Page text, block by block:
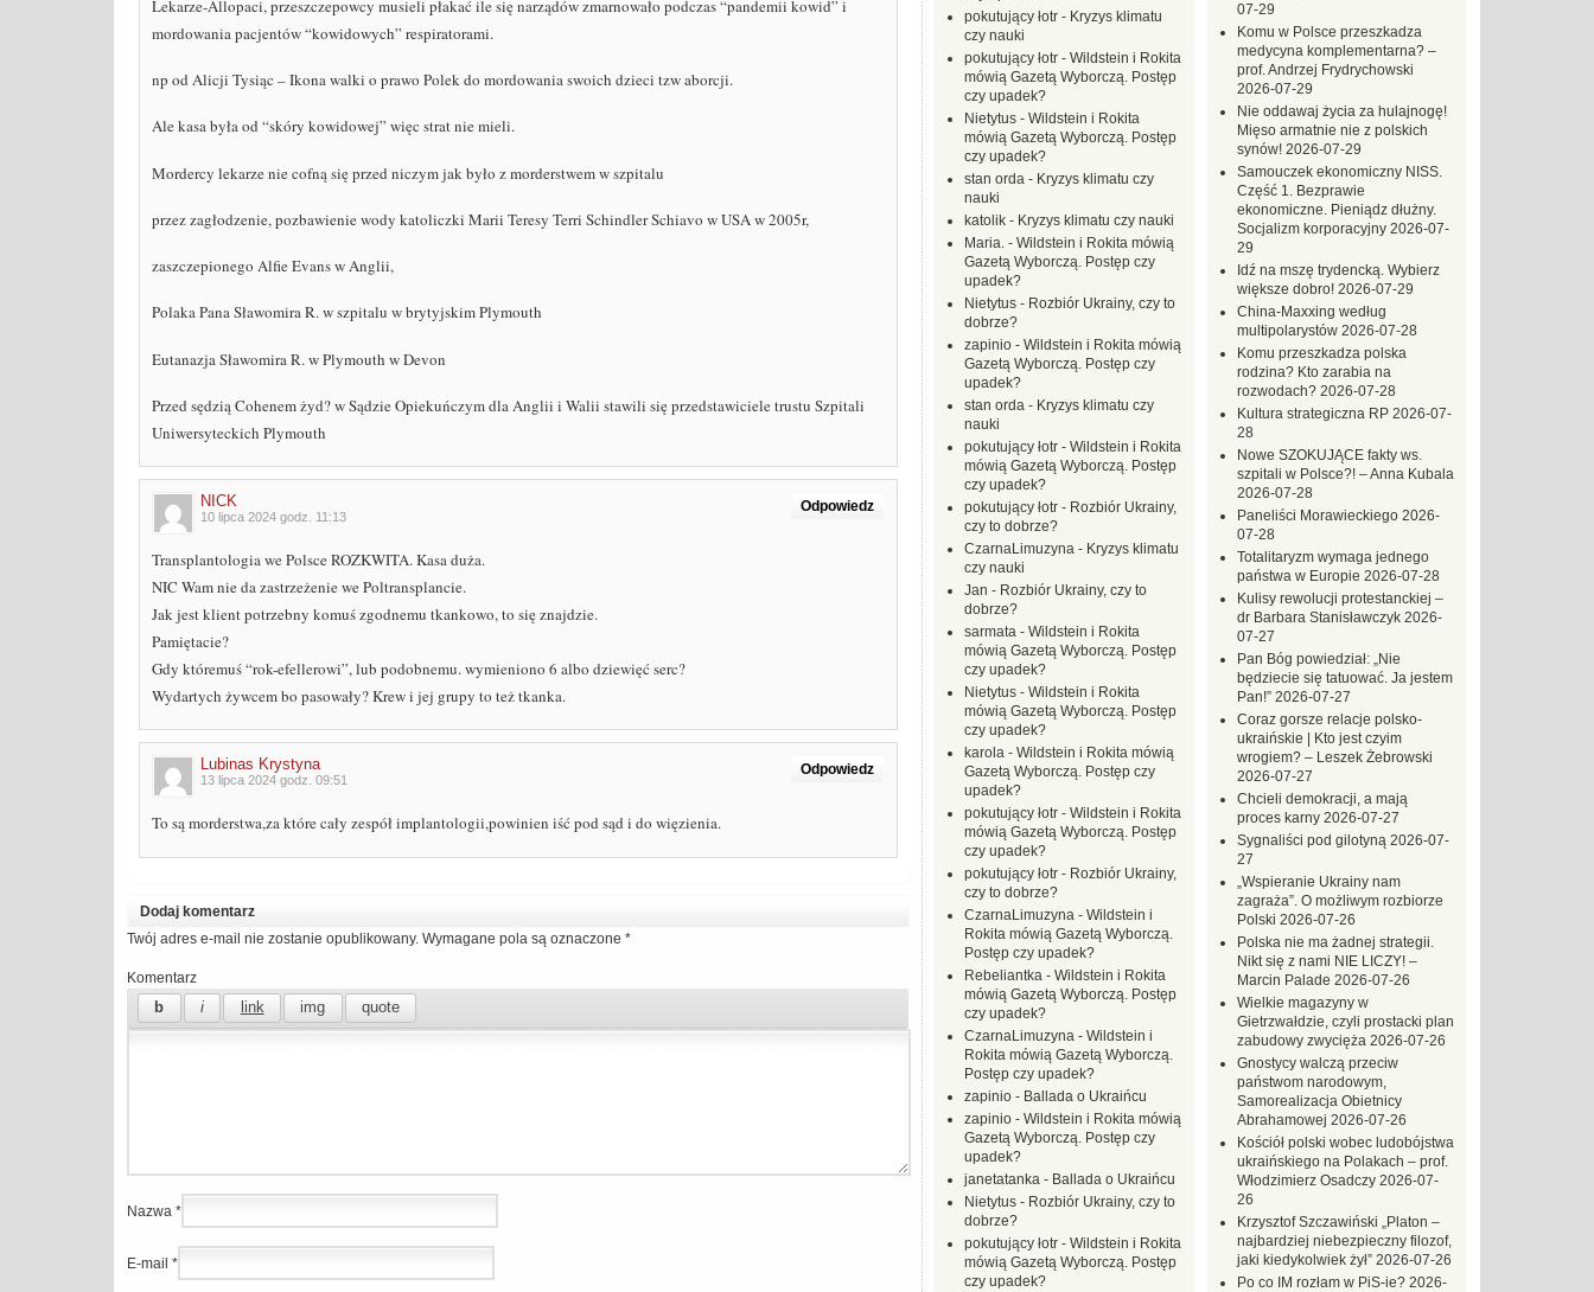
Lekarze-Allopaci, przeszczepowcy musieli płakać ile się narządów zmarnowało podczas “pandemii kowid” i
mordowania pacjentów “kowidowych” respiratorami.
np od Alicji Tysiąc – Ikona walki o prawo Polek do mordowania swoich dzieci tzw aborcji.
Ale kasa była od “skóry kowidowej” więc strat nie mieli.
Mordercy lekarze nie cofną się przed niczym jak było z morderstwem w szpitalu
przez zagłodzenie, pozbawienie wody katoliczki Marii Teresy Terri Schindler Schiavo w USA w 2005r,
zaszczepionego Alfie Evans w Anglii,
Polaka Pana Sławomira R. w szpitalu w brytyjskim Plymouth
Eutanazja Sławomira R. w Plymouth w Devon
Przed sędzią Cohenem żyd? w Sądzie Opiekuńczym dla Anglii i Walii stawili się przedstawiciele trustu Szpitali
Uniwersyteckich Plymouth
Odpowiedz
NICK
10 lipca 2024 godz. 11:13
Transplantologia we Polsce ROZKWITA. Kasa duża.
NIC Wam nie da zastrzeżenie we Poltransplancie.
Jak jest klient potrzebny komuś zgodnemu tkankowo, to się znajdzie.
Pamiętacie?
Gdy któremuś “rok-efellerowi”, lub podobnemu. wymieniono 6 albo dziewięć serc?
Wydartych żywcem bo pasowały? Krew i jej grupy to też tkanka.
Odpowiedz
Lubinas Krystyna
13 lipca 2024 godz. 09:51
To są morderstwa,za które cały zespół implantologii,powinien iść pod sąd i do więzienia.
Dodaj komentarz
Twój adres e-mail nie zostanie opublikowany. Wymagane pola są oznaczone *
Komentarz
Nazwa *
E-mail *
07-29
Komu w Polsce przeszkadza
medycyna komplementarna? –
prof. Andrzej Frydrychowski
2026-07-29
Nie oddawaj życia za hulajnogę!
Mięso armatnie nie z polskich
synów! 2026-07-29
Samouczek ekonomiczny NISS.
Część 1. Bezprawie
ekonomiczne. Pieniądz dłużny.
Socjalizm korporacyjny 2026-07-
29
Idź na mszę trydencką. Wybierz
większe dobro! 2026-07-29
China-Maxxing według
multipolarystów 2026-07-28
Komu przeszkadza polska
rodzina? Kto zarabia na
rozwodach? 2026-07-28
Kultura strategiczna RP 2026-07-
28
Nowe SZOKUJĄCE fakty ws.
szpitali w Polsce?! – Anna Kubala
2026-07-28
Paneliści Morawieckiego 2026-
07-28
Totalitaryzm wymaga jednego
państwa w Europie 2026-07-28
Kulisy rewolucji protestanckiej –
dr Barbara Stanisławczyk 2026-
07-27
Pan Bóg powiedział: „Nie
będziecie się tatuować. Ja jestem
Pan!” 2026-07-27
Coraz gorsze relacje polsko-
ukraińskie | Kto jest czyim
wrogiem? – Leszek Żebrowski
2026-07-27
Chcieli demokracji, a mają
proces karny 2026-07-27
Sygnaliści pod gilotyną 2026-07-
27
„Wspieranie Ukrainy nam
zagraża”. O możliwym rozbiorze
Polski 2026-07-26
Polska nie ma żadnej strategii.
Nikt się z nami NIE LICZY! –
Marcin Palade 2026-07-26
Wielkie magazyny w
Gietrzwałdzie, czyli prostacki plan
zabudowy zwycięża 2026-07-26
Gnostycy walczą przeciw
państwom narodowym,
Samorealizacja Obietnicy
Abrahamowej 2026-07-26
Kościół polski wobec ludobójstwa
ukraińskiego na Polakach – prof.
Włodzimierz Osadczy 2026-07-
26
Krzysztof Szczawiński „Platon –
najbardziej niebezpieczny filozof,
jaki kiedykolwiek żył” 2026-07-26
Po co IM rozłam w PiS-ie? 2026-
pokutujący łotr - Kryzys klimatu
czy nauki
pokutujący łotr - Wildstein i Rokita
mówią Gazetą Wyborczą. Postęp
czy upadek?
Nietytus - Wildstein i Rokita
mówią Gazetą Wyborczą. Postęp
czy upadek?
stan orda - Kryzys klimatu czy
nauki
katolik - Kryzys klimatu czy nauki
Maria. - Wildstein i Rokita mówią
Gazetą Wyborczą. Postęp czy
upadek?
Nietytus - Rozbiór Ukrainy, czy to
dobrze?
zapinio - Wildstein i Rokita mówią
Gazetą Wyborczą. Postęp czy
upadek?
stan orda - Kryzys klimatu czy
nauki
pokutujący łotr - Wildstein i Rokita
mówią Gazetą Wyborczą. Postęp
czy upadek?
pokutujący łotr - Rozbiór Ukrainy,
czy to dobrze?
CzarnaLimuzyna - Kryzys klimatu
czy nauki
Jan - Rozbiór Ukrainy, czy to
dobrze?
sarmata - Wildstein i Rokita
mówią Gazetą Wyborczą. Postęp
czy upadek?
Nietytus - Wildstein i Rokita
mówią Gazetą Wyborczą. Postęp
czy upadek?
karola - Wildstein i Rokita mówią
Gazetą Wyborczą. Postęp czy
upadek?
pokutujący łotr - Wildstein i Rokita
mówią Gazetą Wyborczą. Postęp
czy upadek?
pokutujący łotr - Rozbiór Ukrainy,
czy to dobrze?
CzarnaLimuzyna - Wildstein i
Rokita mówią Gazetą Wyborczą.
Postęp czy upadek?
Rebeliantka - Wildstein i Rokita
mówią Gazetą Wyborczą. Postęp
czy upadek?
CzarnaLimuzyna - Wildstein i
Rokita mówią Gazetą Wyborczą.
Postęp czy upadek?
zapinio - Ballada o Ukraińcu
zapinio - Wildstein i Rokita mówią
Gazetą Wyborczą. Postęp czy
upadek?
janetatanka - Ballada o Ukraińcu
Nietytus - Rozbiór Ukrainy, czy to
dobrze?
pokutujący łotr - Wildstein i Rokita
mówią Gazetą Wyborczą. Postęp
czy upadek?